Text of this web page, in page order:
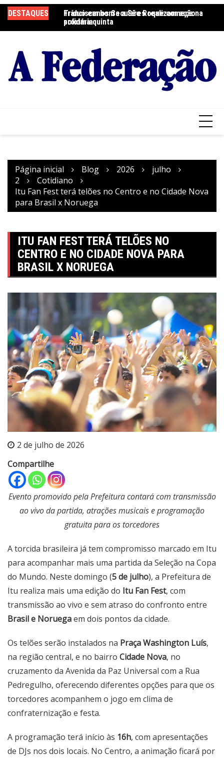
para
o
DESTAQUES
Tríduo em honra a São Roque começa na
próxima quinta
Franciscanos Seculares realizam ação
solidária
Página inicial Blog 2026
julho
2
Cotidiano
Itu Fan Fest terá telões no Centro e no Cidade Nova
para Brasil x Noruega
ITU FAN FEST TERÁ TELÕES NO
CENTRO E NO CIDADE NOVA PARA
BRASIL X NORUEGA
2 de julho de 2026
Compartilhe
Evento promovido pela Prefeitura contará com transmissão
ao vivo da partida, atrações musicais e programação
gratuita para os torcedores
A torcida brasileira já tem compromisso marcado em Itu
para acompanhar mais uma partida da Seleção na Copa
do Mundo. Neste domingo (5 de julho), a Prefeitura de
Itu realiza mais uma edição do Itu Fan Fest, com
transmissão ao vivo e sem atraso do confronto entre
Brasil e Noruegaem dois pontos da cidade.
Os telões serão instalados na Praça Washington Luís,
na região central, e no bairro Cidade Nova, no
cruzamento da Avenida da Paz Universal com a Rua
Pedregulho, oferecendo diferentes opções para que os
torcedores acompanhem o jogo em clima de
confraternização e festa.
A programação terá início às 16h, com apresentações
de DJs nos dois locais. No Centro, a animação ficará por